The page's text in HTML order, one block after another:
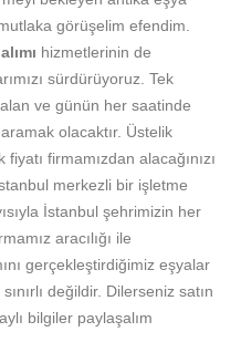
görüşelim efendim.
hizmetlerinin de
sürdürüyoruz. Tek
ve günün her saatinde
olacaktır. Üstelik
firmamızdan alacağınızı
merkezli bir işletme
İstanbul şehrimizin her
aracılığı ile
gerçekleştirdiğimiz eşyalar
değildir. Dilerseniz satın
bilgiler paylaşalım